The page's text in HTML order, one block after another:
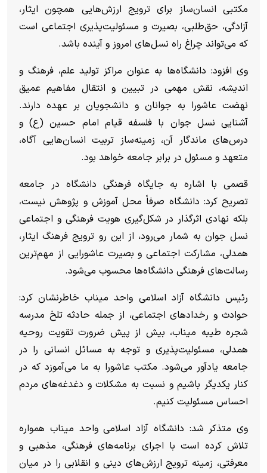
مکتبی انسان‌ساز برای ترویج ارزش‌هایی همچون ایثار،
آزادگی، حق‌طلبی، بصیرت و مسئولیت‌پذیری اجتماعی است
که می‌تواند چراغ راه نسل‌های امروز و آینده باشد.
وی افزود: دانشگاه‌ها به عنوان مراکز تولید علم، فرهنگ و
اندیشه، نقش مهمی در تبیین و انتقال مفاهیم عمیق
نهضت عاشورا به جوانان و دانشجویان بر عهده دارند.
آشنایی نسل جوان با فلسفه قیام امام حسین (ع) و
درس‌های ماندگار آن، زمینه‌ساز تربیت انسان‌هایی آگاه،
متعهد و مسئول در برابر جامعه خواهد بود.
قصمی با اشاره به جایگاه فرهنگی دانشگاه در جامعه
تصریح کرد: دانشگاه صرفاً محل آموزش و پژوهش نیست،
بلکه نهادی اثرگذار در شکل‌گیری هویت فرهنگی و اجتماعی
نسل جوان به شمار می‌رود، از این رو ترویج فرهنگ ایثار،
همدلی، مشارکت اجتماعی و بصیرت عاشورایی از مهم‌ترین
رسالت‌های فرهنگی دانشگاه‌ها محسوب می‌شود.
رئیس دانشگاه آزاد اسلامی واحد میناب خاطرنشان کرد:
حوادث و رخداد‌های اجتماعی، از جمله حادثه تلخ مدرسه
شجره طیبه میناب، بیش از پیش ضرورت تقویت روحیه
همدلی، مسئولیت‌پذیری و توجه به مسائل انسانی را در
جامعه یادآور می‌شود. مکتب عاشورا به ما می‌آموزد که در
کنار یکدیگر باشیم و نسبت به مشکلات و دغدغه‌های مردم
احساس مسئولیت کنیم.
وی متذکر شد: دانشگاه آزاد اسلامی واحد میناب همواره
تلاش کرده است با اجرای برنامه‌های فرهنگی، مذهبی و
معرفتی، زمینه ترویج ارزش‌های دینی و انقلابی را در میان